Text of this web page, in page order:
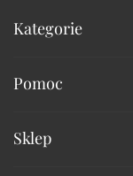
Kategorie
Pomoc
Sklep